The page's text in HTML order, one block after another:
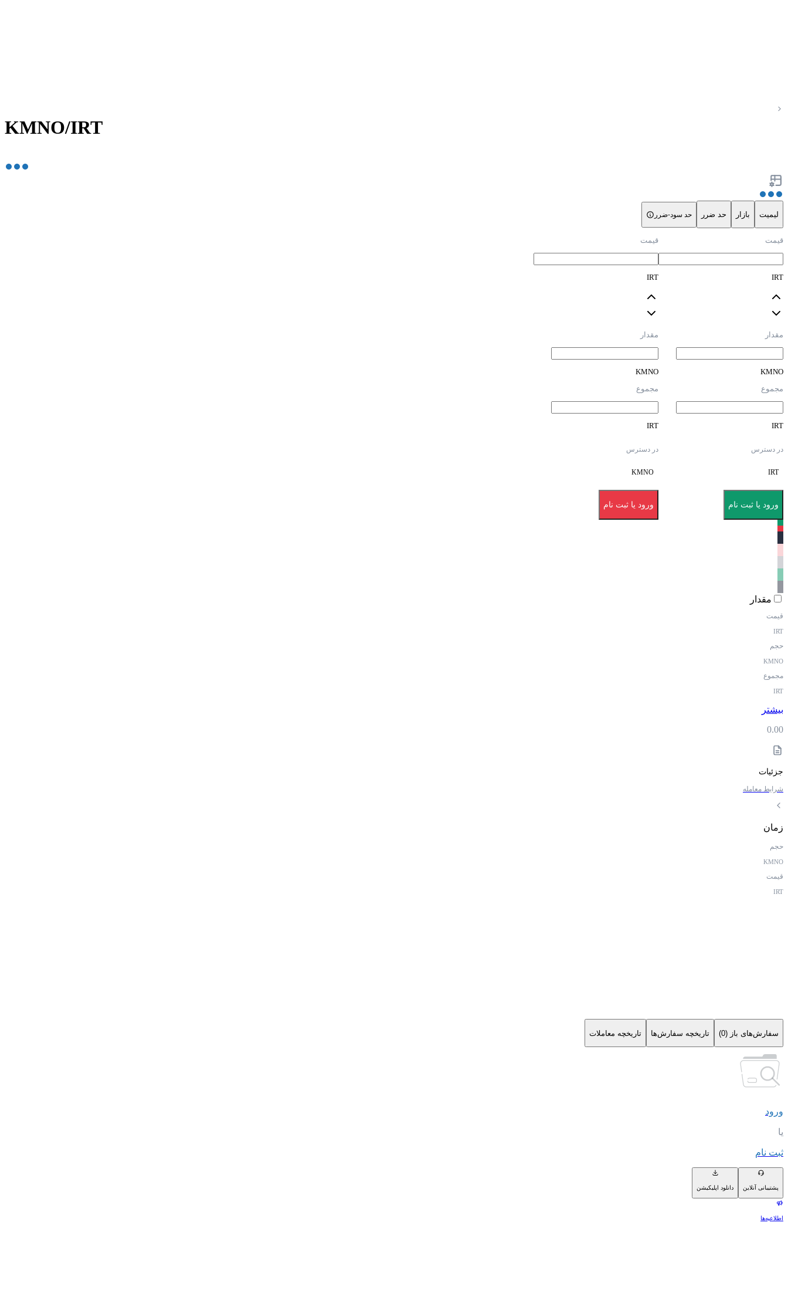
KMNO/IRT
لیمیت بازار حد ضرر حد سود-ضرر
قیمت
IRT
مقدار
KMNO
مجموع
IRT
در دسترس
IRT
ورود یا ثبت نام
قیمت
IRT
مقدار
KMNO
مجموع
IRT
در دسترس
KMNO
ورود یا ثبت نام
مقدار
قیمت
IRT
حجم
KMNO
مجموع
IRT
بیشتر
0.00
جزئیات
شرایط معامله
زمان
حجم
KMNO
قیمت
IRT
سفارش‌های باز (0) تاریخچه سفارش‌ها تاریخچه معاملات
ورود
یا
ثبت نام
پشتیبانی آنلاین دانلود اپلیکیشن
اطلاعیه‌ها